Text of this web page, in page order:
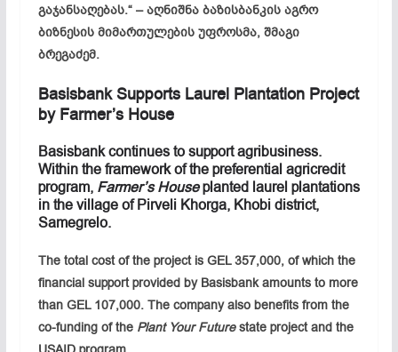
გაჯანსაღებას.“ – აღნიშნა ბაზისბანკის აგრო
ბიზნესის მიმართულების უფროსმა, შმაგი
ბრეგაძემ.
Basisbank Supports Laurel Plantation Project
by Farmer’s House
Basisbank continues to support agribusiness.
Within the framework of the preferential agricredit
program, Farmer’s Houseplanted laurel plantations
in the village of Pirveli Khorga, Khobi district,
Samegrelo.
The total cost of the project is GEL 357,000, of which the
financial support provided by Basisbank amounts to more
than GEL 107,000. The company also benefits from the
co-funding of the Plant Your Futurestate project and the